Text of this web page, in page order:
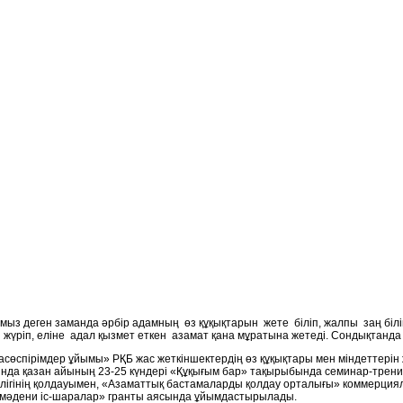
деген заманда әрбір адамның өз құқықтарын жете біліп, жалпы заң
еліне адал қызмет еткен азамат қана мұратына жетеді.
ұйымы» РҚБ жас жеткіншектердің өз құқықтары мен
қазан айының 23-25 күндері «Құқығым бар» тақырыбында семинар-
қолдауымен, «Азаматтық бастамаларды қолдау орталығы»
іс-шаралар» гранты аясында ұйымдастырылады.